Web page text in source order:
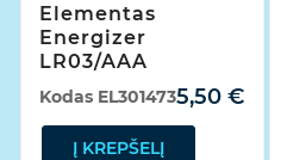
Elementas
Energizer
LR03/AAA
5,50 €
Kodas EL301473
Į KREPŠELĮ